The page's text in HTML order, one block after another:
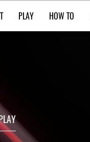
PLAY HOW TO